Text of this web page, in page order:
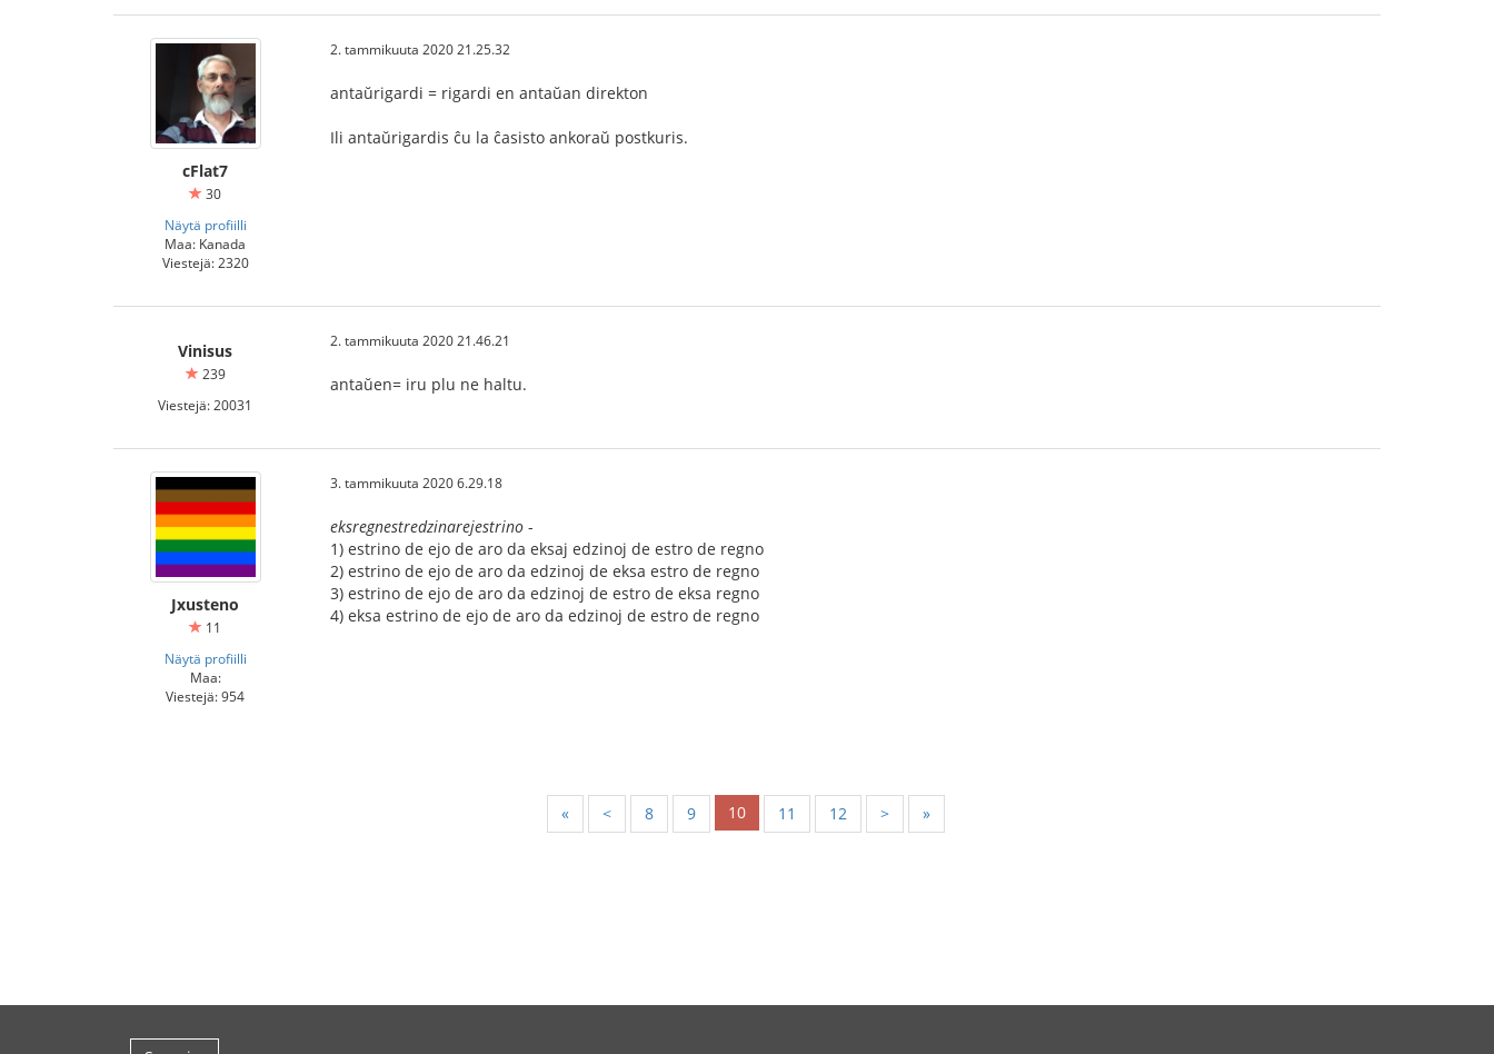
cFlat7
30
Näytä profiilli
Maa: Kanada
Viestejä: 2320
2. tammikuuta 2020 21.25.32
antaŭrigardi = rigardi en antaŭan direkton
Ili antaŭrigardis ĉu la ĉasisto ankoraŭ postkuris.
Vinisus
239
Viestejä: 20031
2. tammikuuta 2020 21.46.21
antaŭen= iru plu ne haltu.
Jxusteno
11
Näytä profiilli
Maa:
Viestejä: 954
3. tammikuuta 2020 6.29.18
eksregnestredzinarejestrino -
1) estrino de ejo de aro da eksaj edzinoj de estro de regno
2) estrino de ejo de aro da edzinoj de eksa estro de regno
3) estrino de ejo de aro da edzinoj de estro de eksa regno
4) eksa estrino de ejo de aro da edzinoj de estro de regno
« < 8 9 10 11 12 > »